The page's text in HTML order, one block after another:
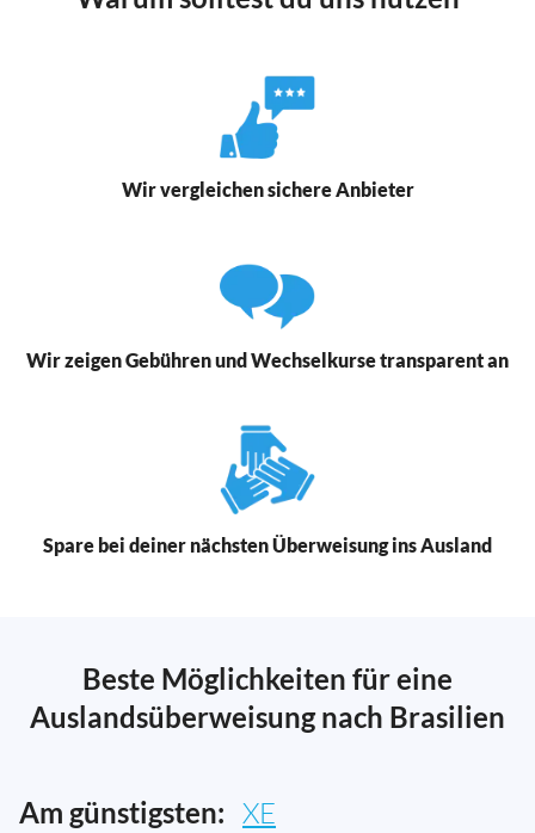
Wir vergleichen sichere Anbieter
Wir zeigen Gebühren und Wechselkurse transparent an
Spare bei deiner nächsten Überweisung ins Ausland
Beste Möglichkeiten für eine
Auslandsüberweisung nach Brasilien
Am günstigsten: XE